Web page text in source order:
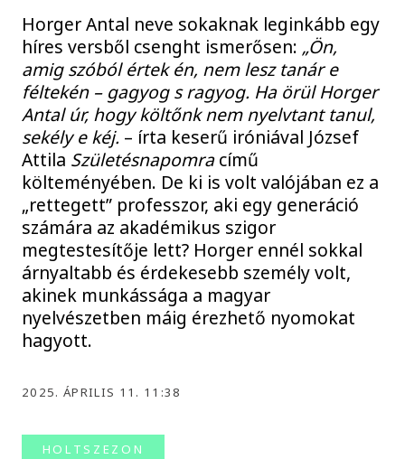
Horger Antal neve sokaknak leginkább egy
híres versből csenght ismerősen: „Ön,
amig szóból értek én, nem lesz tanár e
féltekén – gagyog s ragyog. Ha örül Horger
Antal úr, hogy költőnk nem nyelvtant tanul,
sekély e kéj. – írta keserű iróniával József
Attila Születésnapomracímű
költeményében. De ki is volt valójában ez a
„rettegett” professzor, aki egy generáció
számára az akadémikus szigor
megtestesítője lett? Horger ennél sokkal
árnyaltabb és érdekesebb személy volt,
akinek munkássága a magyar
nyelvészetben máig érezhető nyomokat
hagyott.
2025. ÁPRILIS 11. 11:38
HOLTSZEZON